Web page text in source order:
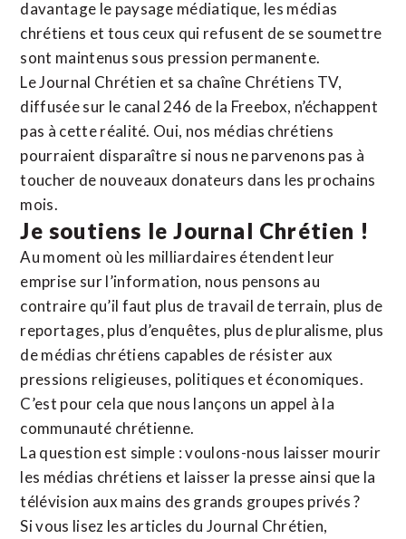
davantage le paysage médiatique, les médias
chrétiens et tous ceux qui refusent de se soumettre
sont maintenus sous pression permanente.
Le Journal Chrétien et sa chaîne Chrétiens TV,
diffusée sur le canal 246 de la Freebox, n’échappent
pas à cette réalité. Oui, nos médias chrétiens
pourraient disparaître si nous ne parvenons pas à
toucher de nouveaux donateurs dans les prochains
mois.
Je soutiens le Journal Chrétien !
Au moment où les milliardaires étendent leur
emprise sur l’information, nous pensons au
contraire qu’il faut plus de travail de terrain, plus de
reportages, plus d’enquêtes, plus de pluralisme, plus
de médias chrétiens capables de résister aux
pressions religieuses, politiques et économiques.
C’est pour cela que nous lançons un appel à la
communauté chrétienne.
La question est simple : voulons-nous laisser mourir
les médias chrétiens et laisser la presse ainsi que la
télévision aux mains des grands groupes privés ?
Si vous lisez les articles du Journal Chrétien,